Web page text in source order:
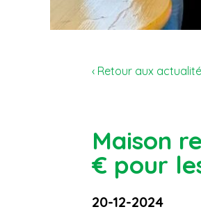
‹ Retour aux
Maison
€ pour
20-12-2024